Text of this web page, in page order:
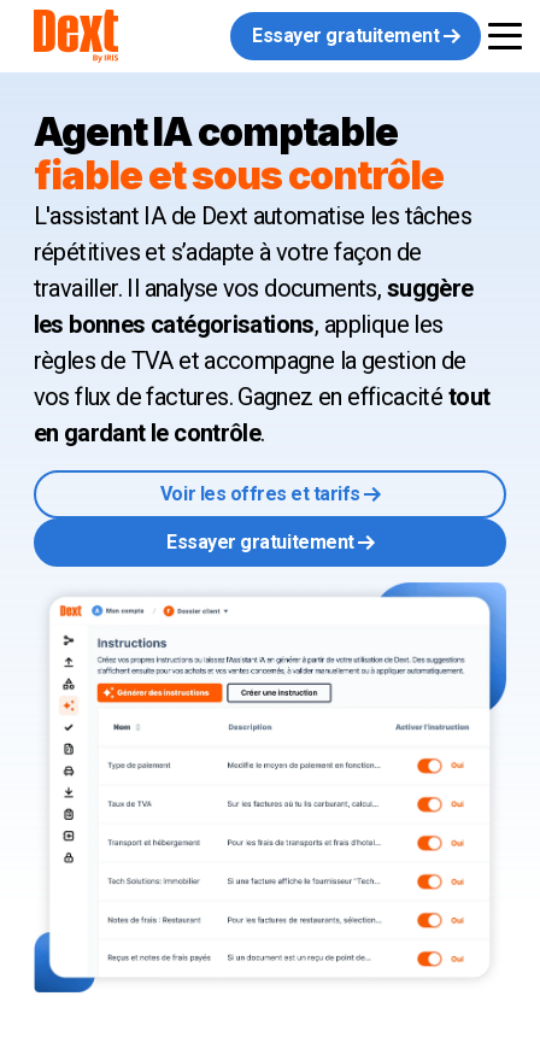
Essayer gratuitement
Agent IA comptable
fiable et sous contrôle
L'assistant IA de Dext automatise les tâches
répétitives et s’adapte à votre façon de
travailler. Il analyse vos documents, suggère
les bonnes catégorisations, applique les
règles de TVA et accompagne la gestion de
vos flux de factures. Gagnez en efficacité tout
en gardant le contrôle.
Voir les offres et tarifs
Essayer gratuitement